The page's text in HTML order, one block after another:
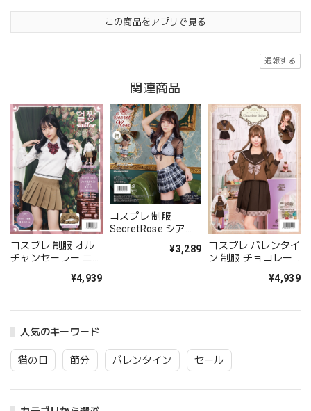
人気のキーワード
猫の日 節分 バレンタイン セール
この商品をアプリで見る
通報する
関連商品
コスプレ 制服 オル
チャンセーラー ニッ
ディース フリーサイ
ン】
¥4,939
コスプレ 制服
SecretRose シアー
フリーサイズ ブラッ
¥3,289
コスプレ バレンタイ
ン 制服 チョコレー
ス ブラウン【クリア
¥4,939